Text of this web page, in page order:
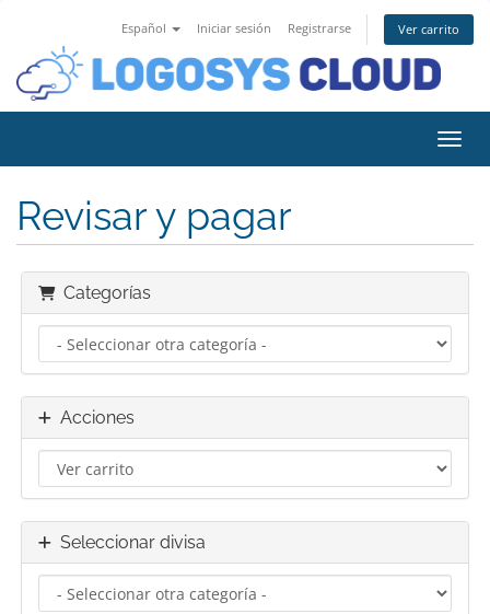
Español Iniciar sesión Registrarse Ver carrito
Revisar y pagar
Categorías
Acciones
Seleccionar divisa